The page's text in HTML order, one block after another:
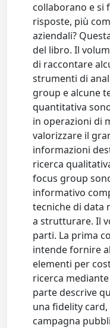
collaborano e si
risposte, più
aziendali?
del libro. Il
di raccontare
strumenti di
group e alcune
quantitativa
in operazioni di
valorizzare il
informazioni
ricerca
focus group
informativo
tecniche di data
a strutturare. Il
parti. La prima
intende fornire
elementi per
ricerca
parte descrive
una fidelity
campagna